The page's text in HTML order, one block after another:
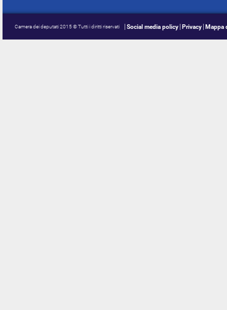
Camera dei deputati 2015 © Tutti i diritti riservati Social media policy Privacy Mappa